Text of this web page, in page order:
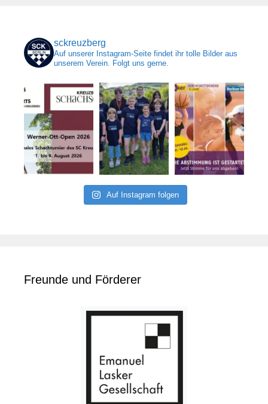
sckreuzberg
Auf unserer Instagram-Seite findet ihr tolle Bilder aus
unserem Verein. Folgt uns gerne.
Auf Instagram folgen
Freunde und Förderer